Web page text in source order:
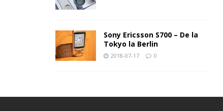
Sony Ericsson S700 – De la
Tokyo la Berlin
2018-07-17 0